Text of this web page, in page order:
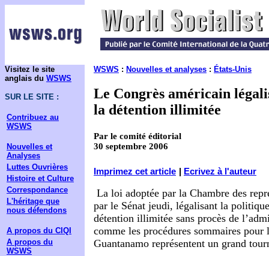
Visitez le site
anglais du WSWS
SUR LE SITE :
Contribuez au
WSWS
Nouvelles et
Analyses
Luttes Ouvrières
Histoire et Culture
Correspondance
L'héritage que
nous défendons
A propos du CIQI
A propos du
WSWS
WSWS : Nouvelles et analyses : États-Unis
Le Congrès américain
la détention illimitée
Par le comité éditorial
30 septembre 2006
Imprimez cet article Ecrivez à l'auteur
La loi adoptée par la Chambre des
par le Sénat jeudi, légalisant la
détention illimitée sans procès de
comme les procédures sommaires pour
Guantanamo représentent un grand